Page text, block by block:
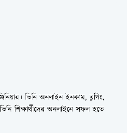
তিনি অনলাইন ইনকাম, ব্লগিং,
শিক্ষার্থীদের অনলাইনে সফল হতে